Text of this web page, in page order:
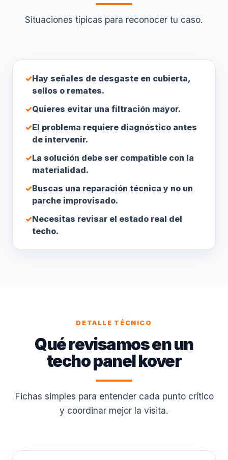
Situaciones típicas para reconocer tu caso.
✓Hay señales de desgaste en cubierta,
sellos o remates.
✓Quieres evitar una filtración mayor.
✓El problema requiere diagnóstico antes
de intervenir.
✓La solución debe ser compatible con la
materialidad.
✓Buscas una reparación técnica y no un
parche improvisado.
✓Necesitas revisar el estado real del
techo.
DETALLE TÉCNICO
Qué revisamos en un
techo panel kover
Fichas simples para entender cada punto crítico
y coordinar mejor la visita.